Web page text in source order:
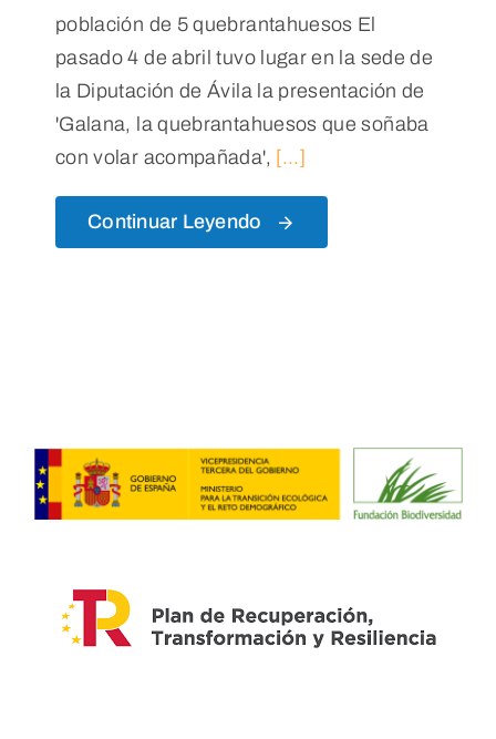
población de 5 quebrantahuesos El
pasado 4 de abril tuvo lugar en la sede de
la Diputación de Ávila la presentación de
'Galana, la quebrantahuesos que soñaba
con volar acompañada', [...]
Continuar Leyendo